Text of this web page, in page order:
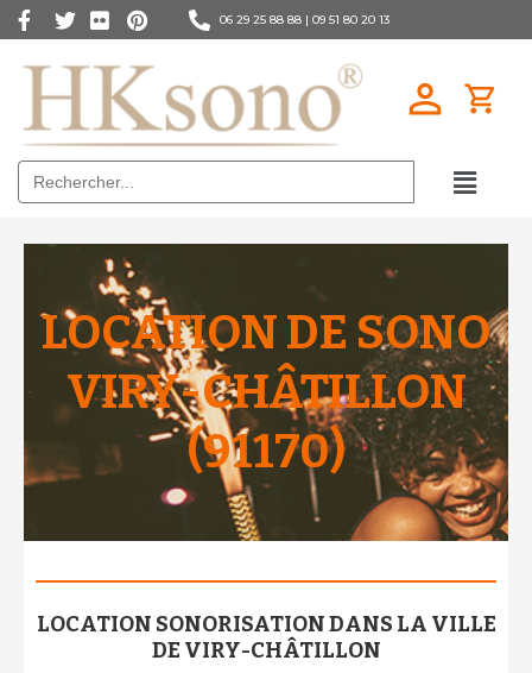
06 29 25 88 88 | 09 51 80 20 13
Search
for:
LOCATION DE SONO
VIRY-CHÂTILLON
(91170)
LOCATION SONORISATION DANS LA VILLE
DE VIRY-CHÂTILLON